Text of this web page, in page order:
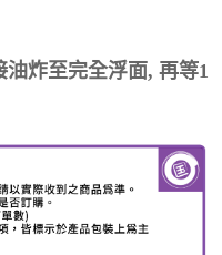
油炸至完全浮面, 再等1